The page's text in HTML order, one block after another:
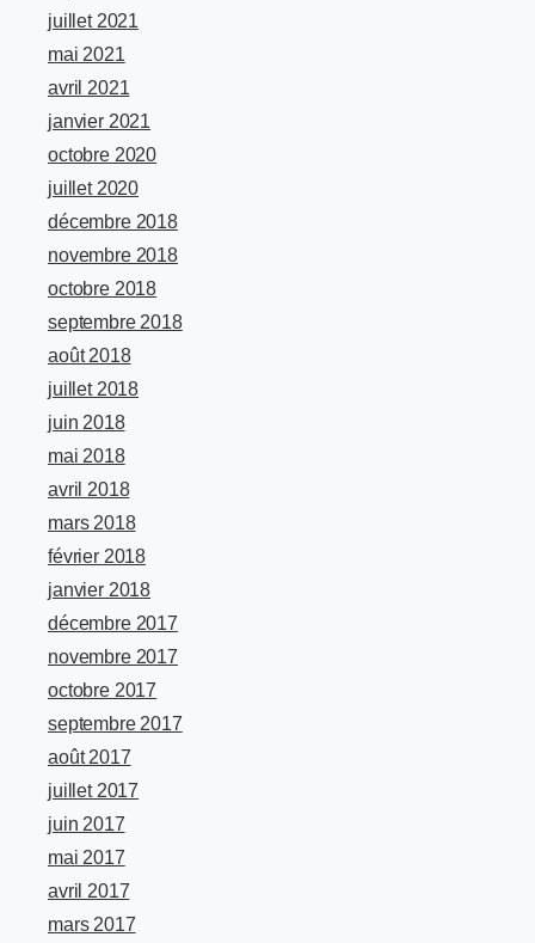
juillet 2021
mai 2021
avril 2021
janvier 2021
octobre 2020
juillet 2020
décembre 2018
novembre 2018
octobre 2018
septembre 2018
août 2018
juillet 2018
juin 2018
mai 2018
avril 2018
mars 2018
février 2018
janvier 2018
décembre 2017
novembre 2017
octobre 2017
septembre 2017
août 2017
juillet 2017
juin 2017
mai 2017
avril 2017
mars 2017